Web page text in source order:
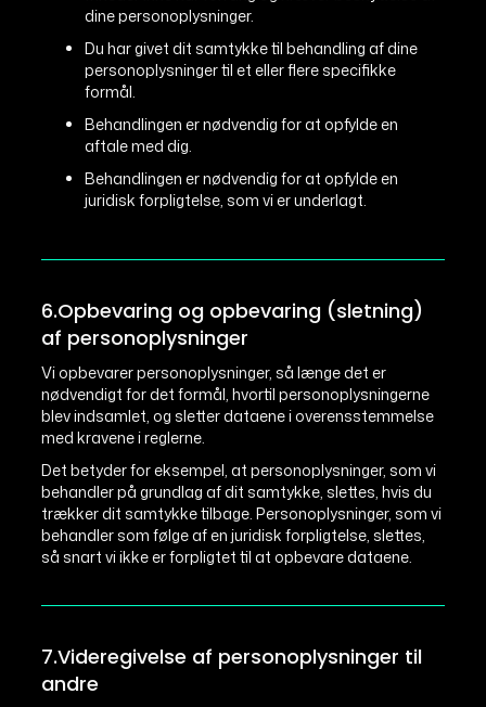
dine personoplysninger.
Du har givet dit samtykke til behandling af dine
personoplysninger til et eller flere specifikke
formål.
Behandlingen er nødvendig for at opfylde en
aftale med dig.
Behandlingen er nødvendig for at opfylde en
juridisk forpligtelse, som vi er underlagt.
6.Opbevaring og opbevaring (sletning)
af personoplysninger
Vi opbevarer personoplysninger, så længe det er
nødvendigt for det formål, hvortil personoplysningerne
blev indsamlet, og sletter dataene i overensstemmelse
med kravene i reglerne.
Det betyder for eksempel, at personoplysninger, som vi
behandler på grundlag af dit samtykke, slettes, hvis du
trækker dit samtykke tilbage. Personoplysninger, som vi
behandler som følge af en juridisk forpligtelse, slettes,
så snart vi ikke er forpligtet til at opbevare dataene.
7.Videregivelse af personoplysninger til
andre